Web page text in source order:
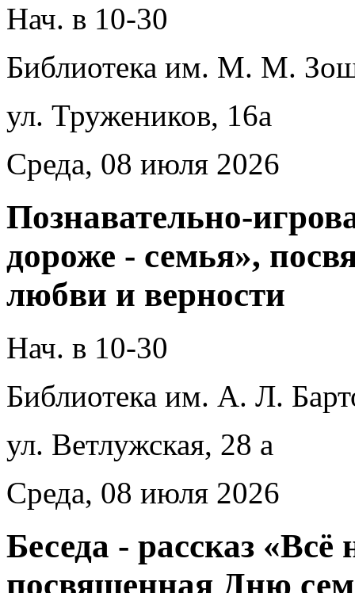
Нач. в 10-30
Библиотека им. М. М.
ул. Тружеников, 16а
Среда, 08 июля 2026
Познавательно-
дороже - семья»,
любви и верности
Нач. в 10-30
Библиотека им. А. Л.
ул. Ветлужская, 28 а
Среда, 08 июля 2026
Беседа - рассказ «Всё
посвященная Дню